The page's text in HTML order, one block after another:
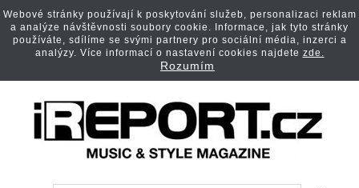
Webové stránky používají k poskytování služeb, personalizaci reklam
a analýze návštěvnosti soubory cookie. Informace, jak tyto stránky
používáte, sdílíme se svými partnery pro sociální média, inzerci a
analýzy. Více informací o nastavení cookies najdete zde.
Rozumím